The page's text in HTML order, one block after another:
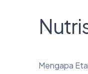
Mengapa